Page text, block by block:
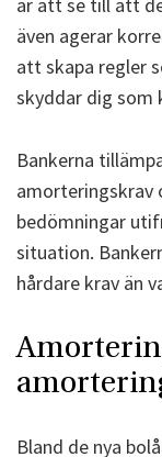
är att se till att
även agerar
att skapa regler
skyddar dig som
Bankerna
amorteringskrav
bedömningar
situation.
hårdare krav än
Bland de nya